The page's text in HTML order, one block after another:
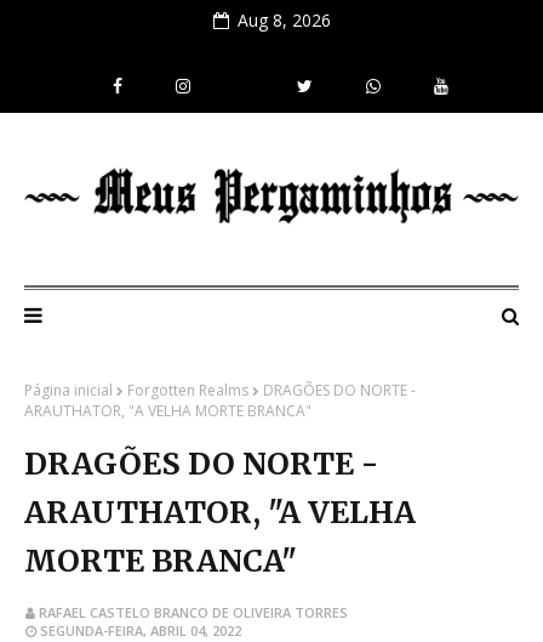
Aug 8, 2026
Página inicial Forgotten Realms
DRAGÕES DO NORTE -
ARAUTHATOR, "A VELHA MORTE BRANCA"
DRAGÕES DO NORTE -
ARAUTHATOR, "A VELHA
MORTE BRANCA"
RAFAEL CASTELO BRANCO DE OLIVEIRA TORRES
SEGUNDA-FEIRA, ABRIL 04, 2022